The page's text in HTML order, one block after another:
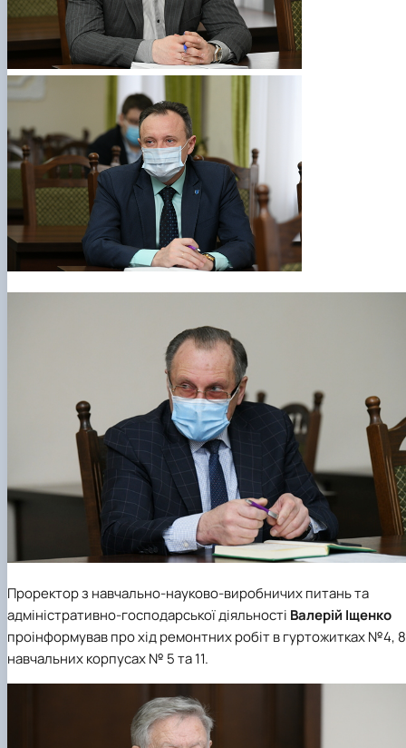
Проректор з навчально-науково-виробничих питань та
адміністративно-господарської діяльності Валерій Іщенко
проінформував про хід ремонтних робіт в гуртожитках №4,
навчальних корпусах № 5 та 11.